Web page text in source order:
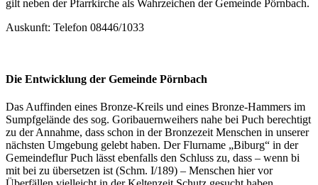
gilt neben der Pfarrkirche als Wahrzeichen der Gemeinde Pörnbach.
Auskunft: Telefon 08446/1033
Die Entwicklung der Gemeinde Pörnbach
Das Auffinden eines Bronze-Kreils und eines Bronze-Hammers im
Sumpfgelände des sog. Goribauernweihers nahe bei Puch berechtigt
zu der Annahme, dass schon in der Bronzezeit Menschen in unserer
nächsten Umgebung gelebt haben. Der Flurname „Biburg“ in der
Gemeindeflur Puch lässt ebenfalls den Schluss zu, dass – wenn bi
mit bei zu übersetzen ist (Schm. I/189) – Menschen hier vor